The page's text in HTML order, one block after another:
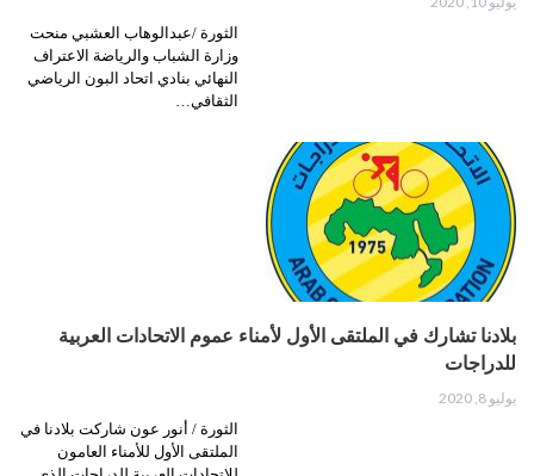
الثورة /عبدالوهاب العشبي منحت
وزارة الشباب والرياضة الاعتراف
النهائي بنادي اتحاد البون الرياضي
الثقافي…
بلادنا تشارك في الملتقى الأول لأمناء عموم الاتحادات العربية
للدراجات
يوليو 8, 2020
الثورة / أنور عون شاركت بلادنا في
الملتقى الأول للأمناء العامون